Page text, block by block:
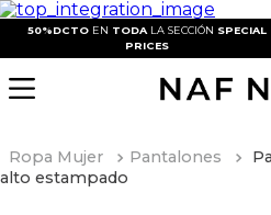
50%DCTO EN TODA LA SECCIÓN SPECIAL
PRICES
Ropa Mujer Pantalones
alto estampado